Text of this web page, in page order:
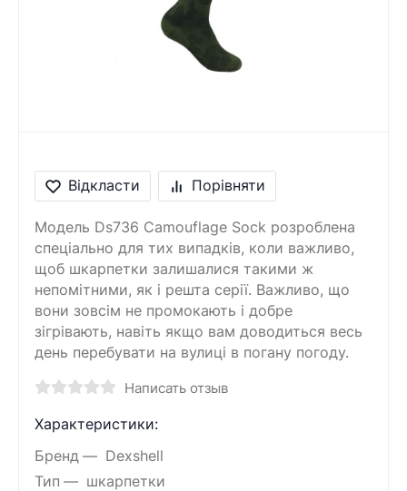
Відкласти Порівняти
Модель Ds736 Camouflage Sock розроблена
спеціально для тих випадків, коли важливо,
щоб шкарпетки залишалися такими ж
непомітними, як і решта серії. Важливо, що
вони зовсім не промокають і добре
зігрівають, навіть якщо вам доводиться весь
день перебувати на вулиці в погану погоду.
Написать отзыв
Характеристики:
Бренд
Dexshell
Тип
шкарпетки